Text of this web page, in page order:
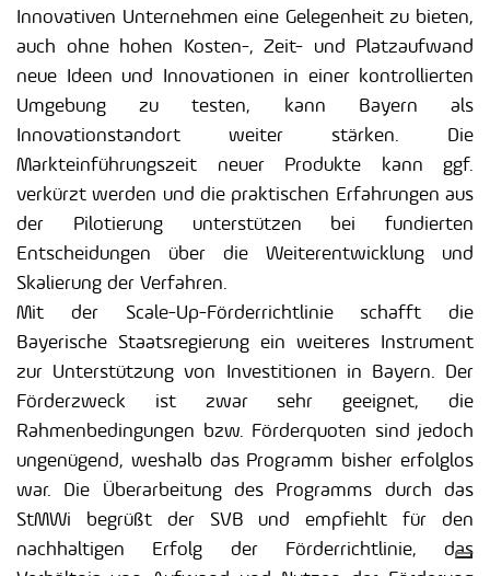
Innovativen Unternehmen eine Gelegenheit zu bieten,
auch ohne hohen Kosten-, Zeit- und Platzaufwand
neue Ideen und Innovationen in einer kontrollierten
Umgebung zu testen, kann Bayern als
Innovationstandort weiter stärken. Die
Markteinführungszeit neuer Produkte kann ggf.
verkürzt werden und die praktischen Erfahrungen aus
der Pilotierung unterstützen bei fundierten
Entscheidungen über die Weiterentwicklung und
Skalierung der Verfahren.
Mit der Scale-Up-Förderrichtlinie schafft die
Bayerische Staatsregierung ein weiteres Instrument
zur Unterstützung von Investitionen in Bayern. Der
Förderzweck ist zwar sehr geeignet, die
Rahmenbedingungen bzw. Förderquoten sind jedoch
ungenügend, weshalb das Programm bisher erfolglos
war. Die Überarbeitung des Programms durch das
StMWi begrüßt der SVB und empfiehlt für den
nachhaltigen Erfolg der Förderrichtlinie, das